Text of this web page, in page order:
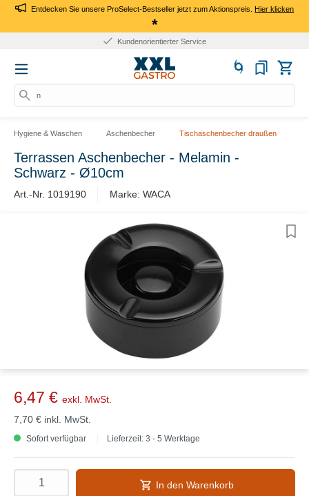
Entdecken Sie unsere ProSelect-Bestseller jetzt zum Aktionspreis.Hier klicken
*
Kundenorientierter Service
na
Hygiene & Waschen Aschenbecher Tischaschenbecher draußen
Terrassen Aschenbecher - Melamin -
Schwarz - Ø10cm
Art.-Nr. 1019190 Marke: WACA
6,47 € exkl. MwSt.
7,70 € inkl. MwSt.
Sofort verfügbar Lieferzeit: 3 - 5 Werktage
In den Warenkorb